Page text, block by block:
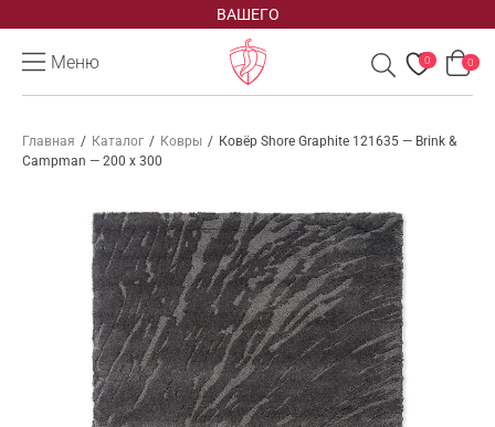
ВАШЕГО
Меню 0 0
Главная / Каталог / Ковры / Ковёр Shore Graphite 121635 — Brink &
Campman — 200 x 300